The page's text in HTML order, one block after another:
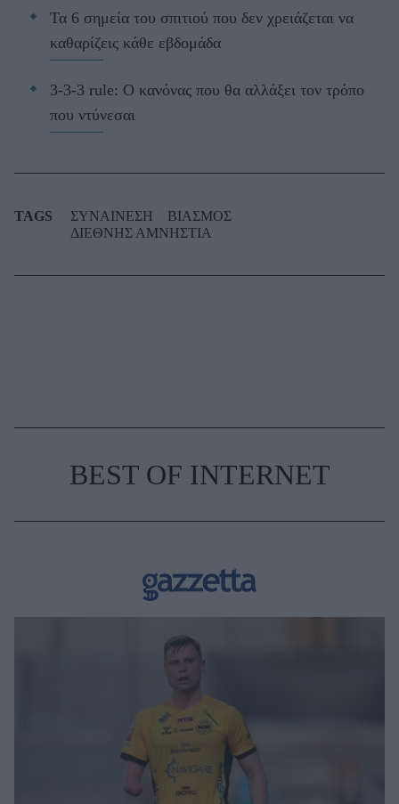
Τα 6 σημεία του σπιτιού που δεν χρειάζεται να
καθαρίζεις κάθε εβδομάδα
3-3-3 rule: Ο κανόνας που θα αλλάξει τον τρόπο
που ντύνεσαι
TAGS ΣΥΝΑΙΝΕΣΗ
ΒΙΑΣΜΟΣ
ΔΙΕΘΝΗΣ ΑΜΝΗΣΤΙΑ
BEST OF INTERNET